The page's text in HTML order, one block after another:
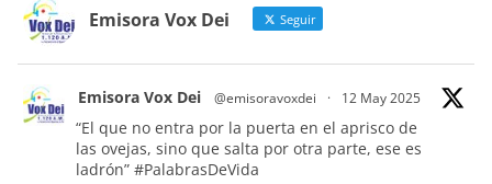
Emisora Vox Dei Seguir
Emisora Vox Dei @emisoravoxdei · 12 May 2025
“El que no entra por la puerta en el aprisco de
las ovejas, sino que salta por otra parte, ese es
ladrón” #PalabrasDeVida